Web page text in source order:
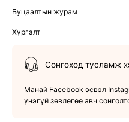
Буцаалтын журам
Хүргэлт
Сонгоход тусламж
Манай Facebook эсвэл
үнэгүй зөвлөгөө авч